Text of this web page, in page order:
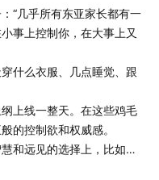
“几乎所有东亚家长都有一
事上控制你，在大事上又
什么衣服、几点睡觉、跟
上线一整天。在这些鸡毛
的控制欲和权威感。
和远见的选择上，比如报
密关系上，他们又会瞬间